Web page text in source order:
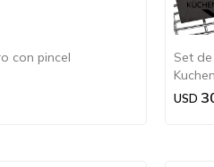
con pincel
Set
USD